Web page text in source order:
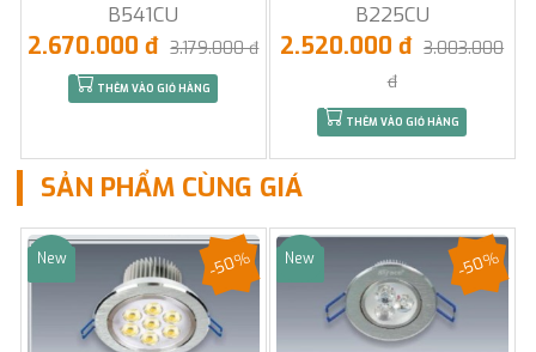
B541CU
2.670.000 đ 3.179.000 đ
THÊM VÀO GIỎ HÀNG
B225CU
2.520.000 đ 3.003.000
đ
THÊM VÀO GIỎ HÀNG
SẢN PHẨM CÙNG GIÁ
Sale
New -50% Sale
New -50%